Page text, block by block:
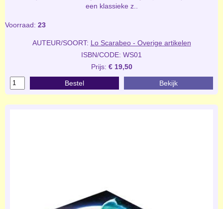
een klassieke z..
Voorraad: 23
AUTEUR/SOORT: Lo Scarabeo - Overige artikelen
ISBN/CODE: WS01
Prijs: € 19,50
Bestel Bekijk